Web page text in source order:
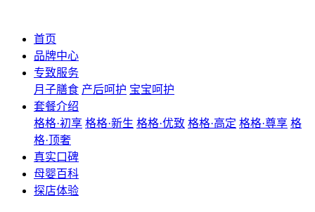
首页
品牌中心
专致服务
月子膳食 产后呵护 宝宝呵护
套餐介绍
格格·初享 格格·新生 格格·优致 格格·高定 格格·尊享 格
格·顶奢
真实口碑
母婴百科
探店体验